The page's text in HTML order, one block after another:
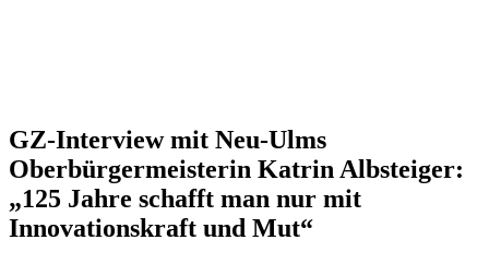
GZ-Interview mit Neu-Ulms
Oberbürgermeisterin Katrin Albsteiger:
„125 Jahre schafft man nur mit
Innovationskraft und Mut“